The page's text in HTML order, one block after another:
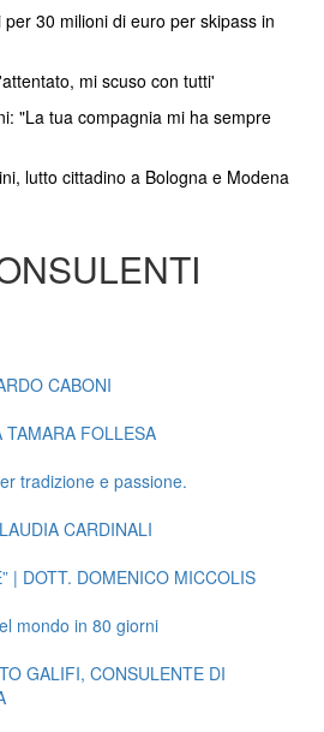
30 milioni di euro per skipass in
mi scuso con tutti'
"La tua compagnia mi ha sempre
lutto cittadino a Bologna e Modena
CABONI
TAMARA FOLLESA
tradizione e passione.
CARDINALI
| DOTT. DOMENICO MICCOLIS
mondo in 80 giorni
GALIFI, CONSULENTE DI